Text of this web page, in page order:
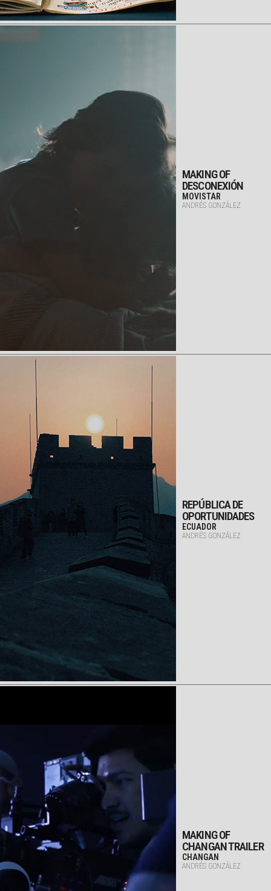
MAKING OF
DESCONEXIÓN
MOVISTAR
ANDRÉS GONZÁLEZ
REPÚBLICA DE
OPORTUNIDADES
ECUADOR
ANDRÉS GONZÁLEZ
MAKING OF
CHANGAN TRAILER
CHANGAN
ANDRÉS GONZÁLEZ